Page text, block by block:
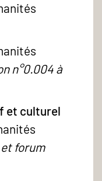
n°0.004 à
et culturel
forum